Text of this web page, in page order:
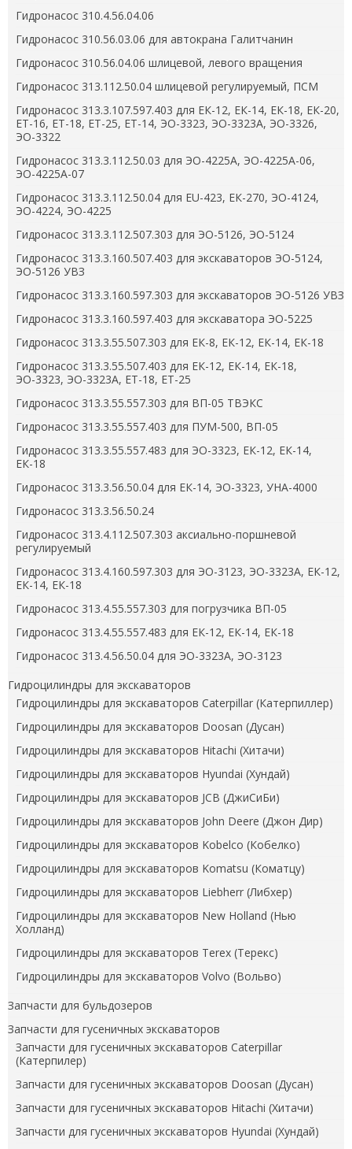
Гидронасос 310.4.56.04.06
Гидронасос 310.56.03.06 для автокрана Галитчанин
Гидронасос 310.56.04.06 шлицевой, левого вращения
Гидронасос 313.112.50.04 шлицевой регулируемый, ПСМ
Гидронасос 313.3.107.597.403 для ЕК-12, ЕК-14, ЕК-18, ЕК-20,
ЕТ-16, ЕТ-18, ЕТ-25, ЕТ-14, ЭО-3323, ЭО-3323А, ЭО-3326,
ЭО-3322
Гидронасос 313.3.112.50.03 для ЭО-4225А, ЭО-4225А-06,
ЭО-4225А-07
Гидронасос 313.3.112.50.04 для ЕU-423, ЕК-270, ЭО-4124,
ЭО-4224, ЭО-4225
Гидронасос 313.3.112.507.303 для ЭО-5126, ЭО-5124
Гидронасос 313.3.160.507.403 для экскаваторов ЭО-5124,
ЭО-5126 УВЗ
Гидронасос 313.3.160.597.303 для экскаваторов ЭО-5126 УВЗ
Гидронасос 313.3.160.597.403 для экскаватора ЭО-5225
Гидронасос 313.3.55.507.303 для ЕК-8, ЕК-12, ЕК-14, ЕК-18
Гидронасос 313.3.55.507.403 для ЕК-12, ЕК-14, ЕК-18,
ЭО-3323, ЭО-3323А, ЕТ-18, ЕТ-25
Гидронасос 313.3.55.557.303 для ВП-05 ТВЭКС
Гидронасос 313.3.55.557.403 для ПУМ-500, ВП-05
Гидронасос 313.3.55.557.483 для ЭО-3323, ЕК-12, ЕК-14,
ЕК-18
Гидронасос 313.3.56.50.04 для ЕК-14, ЭО-3323, УНА-4000
Гидронасос 313.3.56.50.24
Гидронасос 313.4.112.507.303 аксиально-поршневой
регулируемый
Гидронасос 313.4.160.597.303 для ЭО-3123, ЭО-3323А, ЕК-12,
ЕК-14, ЕК-18
Гидронасос 313.4.55.557.303 для погрузчика ВП-05
Гидронасос 313.4.55.557.483 для ЕК-12, ЕК-14, ЕК-18
Гидронасос 313.4.56.50.04 для ЭО-3323А, ЭО-3123
Гидроцилиндры для экскаваторов
Гидроцилиндры для экскаваторов Caterpillar (Катерпиллер)
Гидроцилиндры для экскаваторов Doosan (Дусан)
Гидроцилиндры для экскаваторов Hitachi (Хитачи)
Гидроцилиндры для экскаваторов Hyundai (Хундай)
Гидроцилиндры для экскаваторов JCB (ДжиСиБи)
Гидроцилиндры для экскаваторов John Deere (Джон Дир)
Гидроцилиндры для экскаваторов Kobelco (Кобелко)
Гидроцилиндры для экскаваторов Komatsu (Коматцу)
Гидроцилиндры для экскаваторов Liebherr (Либхер)
Гидроцилиндры для экскаваторов New Holland (Нью
Холланд)
Гидроцилиндры для экскаваторов Terex (Терекс)
Гидроцилиндры для экскаваторов Volvo (Вольво)
Запчасти для бульдозеров
Запчасти для гусеничных экскаваторов
Запчасти для гусеничных экскаваторов Caterpillar
(Катерпилер)
Запчасти для гусеничных экскаваторов Doosan (Дусан)
Запчасти для гусеничных экскаваторов Hitachi (Хитачи)
Запчасти для гусеничных экскаваторов Hyundai (Хундай)